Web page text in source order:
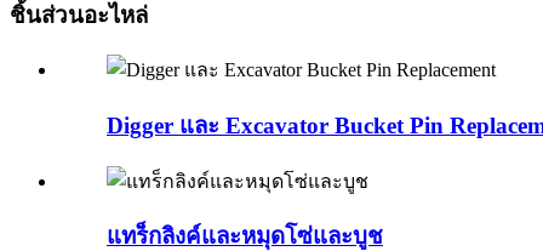
ชิ้นส่วนอะไหล่
Digger และ Excavator Bucket Pin
แทร็กลิงค์และหมุดโซ่และบูช